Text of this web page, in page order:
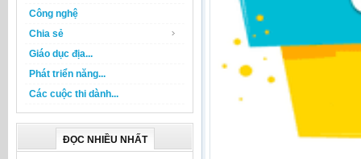
Công nghệ
Chia sẻ
Giáo dục địa...
Phát triển năng...
Các cuộc thi dành...
ĐỌC NHIỀU NHẤT